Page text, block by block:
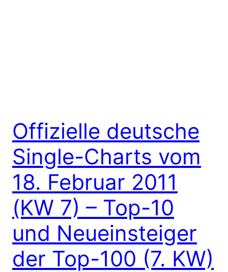
Offizielle deutsche
Single-Charts vom
18. Februar 2011
(KW 7) – Top-10
und Neueinsteiger
der Top-100 (7. KW)